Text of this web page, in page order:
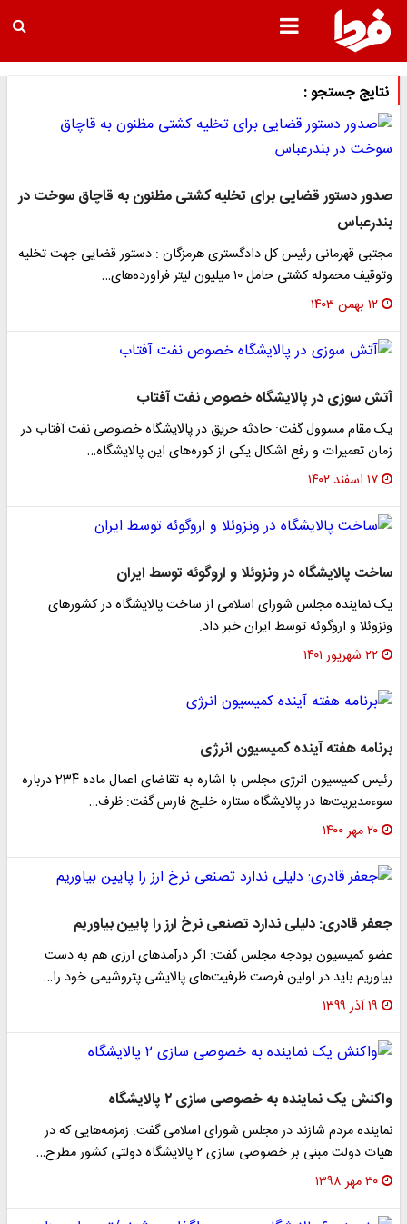
نتایج جستجو :
صدور دستور قضایی برای تخلیه کشتی مظنون به قاچاق سوخت در
بندرعباس
مجتبی قهرمانی رئیس کل دادگستری هرمزگان : دستور قضایی جهت تخلیه
و‌توقیف محموله کشتی حامل ۱۰ میلیون لیتر فراورده‌های…
۱۲ بهمن ۱۴۰۳
آتش سوزی در پالایشگاه خصوص نفت آفتاب
یک مقام مسوول گفت: حادثه حریق در پالایشگاه خصوصی نفت آفتاب در
زمان تعمیرات و رفع اشکال یکی از کوره‌های این پالایشگاه…
۱۷ اسفند ۱۴۰۲
ساخت پالایشگاه در ونزوئلا و اروگوئه توسط ایران
یک نماینده مجلس شورای اسلامی از ساخت پالایشگاه در کشورهای
ونزوئلا و اروگوئه توسط ایران خبر داد.
۲۲ شهریور ۱۴۰۱
برنامه هفته آینده کمیسیون انرژی
رئیس کمیسیون انرژی مجلس با اشاره به تقاضای اعمال ماده 234 درباره
سوءمدیریت‌ها در پالایشگاه ستاره خلیج فارس گفت: ظرف…
۲۰ مهر ۱۴۰۰
جعفر قادری: دلیلی ندارد تصنعی نرخ ارز را پایین بیاوریم
عضو کمیسیون بودجه مجلس گفت: اگر درآمد‌های ارزی هم به دست
بیاوریم باید در اولین فرصت ظرفیت‌های پالایشی پتروشیمی خود را…
۱۹ آذر ۱۳۹۹
واکنش یک نماینده به خصوصی سازی ۲ پالایشگاه
نماینده مردم شازند در مجلس شورای اسلامی گفت: زمزمه‌هایی که در
هیات دولت مبنی بر خصوصی سازی ۲ پالایشگاه دولتی کشور مطرح…
۳۰ مهر ۱۳۹۸